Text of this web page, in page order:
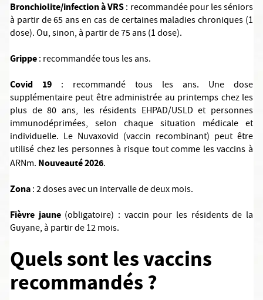
Bronchiolite/infection à VRS: recommandée pour les séniors
à partir de 65 ans en cas de certaines maladies chroniques (1
dose). Ou, sinon, à partir de 75 ans (1 dose).
Grippe: recommandée tous les ans.
Covid 19 : recommandé tous les ans. Une dose
supplémentaire peut être administrée au printemps chez les
plus de 80 ans, les résidents EHPAD/USLD et personnes
immunodéprimées, selon chaque situation médicale et
individuelle. Le Nuvaxovid (vaccin recombinant) peut être
utilisé chez les personnes à risque tout comme les vaccins à
ARNm. Nouveauté 2026.
Zona: 2 doses avec un intervalle de deux mois.
Fièvre jaune(obligatoire) : vaccin pour les résidents de la
Guyane, à partir de 12 mois.
Quels sont les vaccins
recommandés ?